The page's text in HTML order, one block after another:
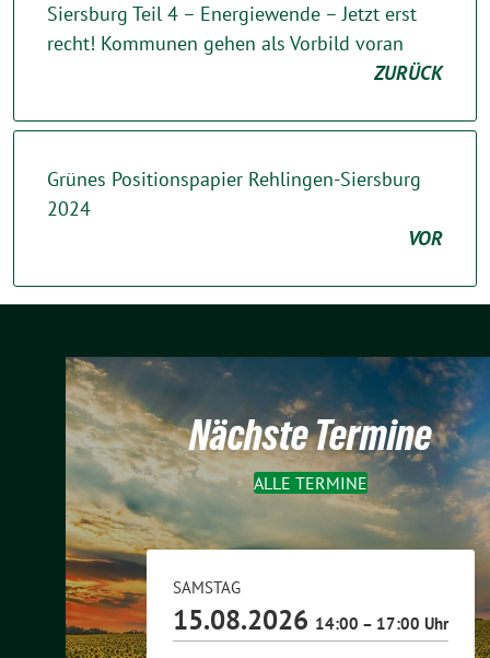
Siersburg Teil 4 – Energiewende – Jetzt erst
recht! Kommunen gehen als Vorbild voran
ZURÜCK
Grünes Positionspapier Rehlingen-Siersburg
2024
VOR
Nächste Termine
ALLE TERMINE
SAMSTAG
15.08.2026 14:00 – 17:00 Uhr